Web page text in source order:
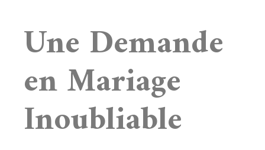
Une Demande
en Mariage
Inoubliable